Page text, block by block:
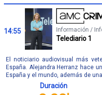
14:55 Información /
Telediario 1
El noticiario audiovisual más
España. Alejandra Herranz hace
España y el mundo, además de
Duración